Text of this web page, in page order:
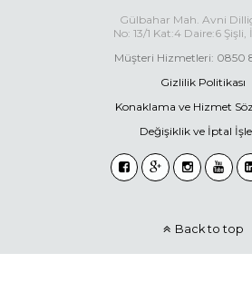
Gülbahar Mah. Avni
No: 13/1 Kat:4 Daire:6
Müşteri Hizmetleri: 0850
Gizlilik Politikası
Konaklama ve Hizmet
Değişiklik ve İptal
Back to top